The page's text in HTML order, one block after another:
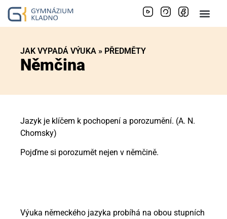
JAK VYPADÁ VÝUKA » PŘEDMĚTY​
Němčina
Jazyk je klíčem k pochopení a porozumění. (A. N.
Chomsky)
Pojďme si porozumět nejen v němčině.
Výuka německého jazyka probíhá na obou stupních